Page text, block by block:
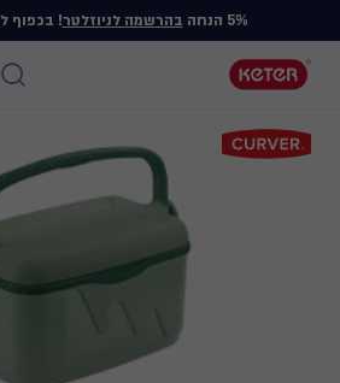
5% הנחה בהרשמה לניוזלטר! בכפוף ל
Main